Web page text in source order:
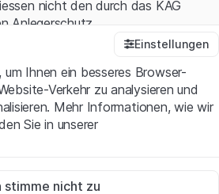
nicht den durch das KAG
Anlegerschutz.
Website der Leonteq Securities AG
dass Sie die rechtlichen
Hinweise und
haben und akzeptieren.
nicht einverstanden
Einstellungen
Ihnen ein besseres Browser-
Verkehr zu analysieren und
Mehr Informationen, wie wir
Sie in unserer
erforderlich und können nicht
stimme nicht zu